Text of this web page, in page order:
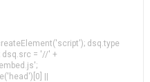
dsq.type
dsq.src = '//' +
||